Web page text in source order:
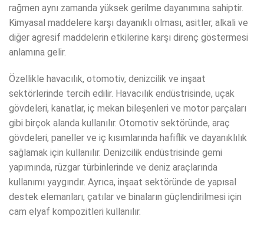
rağmen aynı zamanda yüksek gerilme dayanımına sahiptir.
Kimyasal maddelere karşı dayanıklı olması, asitler, alkali ve
diğer agresif maddelerin etkilerine karşı direnç göstermesi
anlamına gelir.
Özellikle havacılık, otomotiv, denizcilik ve inşaat
sektörlerinde tercih edilir. Havacılık endüstrisinde, uçak
gövdeleri, kanatlar, iç mekan bileşenleri ve motor parçaları
gibi birçok alanda kullanılır. Otomotiv sektöründe, araç
gövdeleri, paneller ve iç kısımlarında hafiflik ve dayanıklılık
sağlamak için kullanılır. Denizcilik endüstrisinde gemi
yapımında, rüzgar türbinlerinde ve deniz araçlarında
kullanımı yaygındır. Ayrıca, inşaat sektöründe de yapısal
destek elemanları, çatılar ve binaların güçlendirilmesi için
cam elyaf kompozitleri kullanılır.